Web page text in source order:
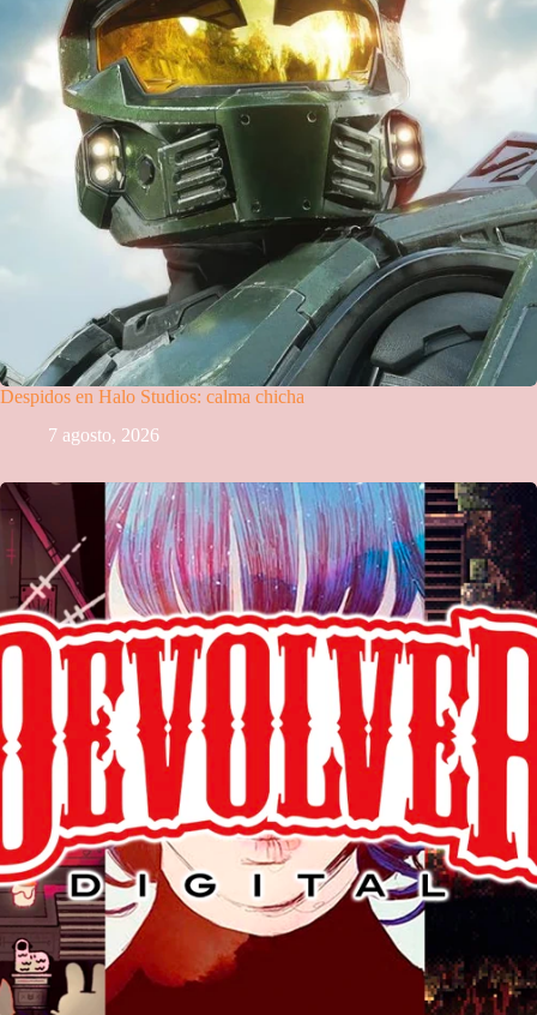
Despidos en Halo Studios: calma chicha
7 agosto, 2026